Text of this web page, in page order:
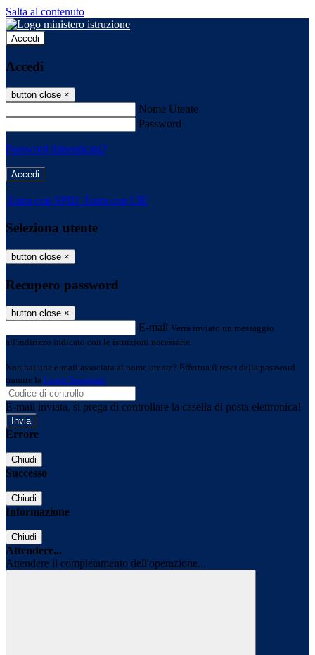
Salta al contenuto
Accedi
Accedi
button close ×
Nome Utente
Password
Password dimenticata?
-
Entra con SPID Entra con CIE
Seleziona utente
button close ×
Recupero password
button close ×
E-mail Verrà inviato un messaggio
all'indirizzo indicato con le istruzioni necessarie.
Non hai una e-mail associata al nome utente? Effettua il reset della password
tramite la Login Spaggiari
E-mail inviata, si prega di controllare la casella di posta elettronica!
Errore
Chiudi
Successo
Chiudi
Informazione
Chiudi
Attendere...
Attendere il completamento dell'operazione...